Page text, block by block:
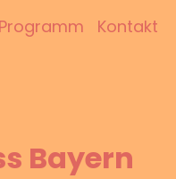
Programm Kontakt
Bayern